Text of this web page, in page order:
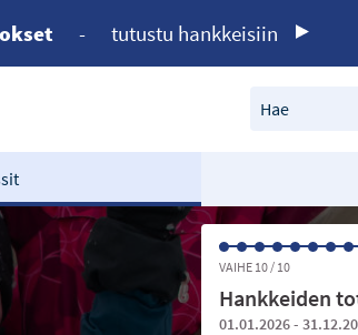
- tutustu hankkeisiin
Hae
VAIHE 10 / 10
Hankkeiden
01.01.2026 -